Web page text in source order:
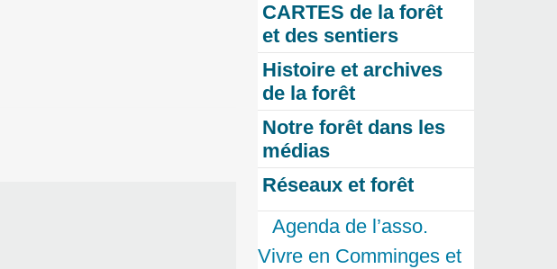
CARTES de la forêt
et des sentiers
Histoire et archives
de la forêt
Notre forêt dans les
médias
Réseaux et forêt
Agenda de l’asso.
Vivre en Comminges et